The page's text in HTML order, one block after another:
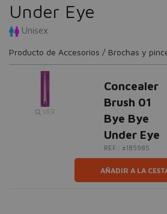
Under Eye
Unisex
Producto de Accesorios / Brochas y
VER
Concealer
Brush 01
Bye Bye
Under Eye
REF.: #185985
AÑADIR A LA